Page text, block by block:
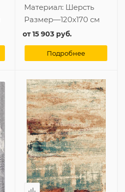
Материал: Шерсть
Размер—120x170 см
от15 903 руб.
Подробнее